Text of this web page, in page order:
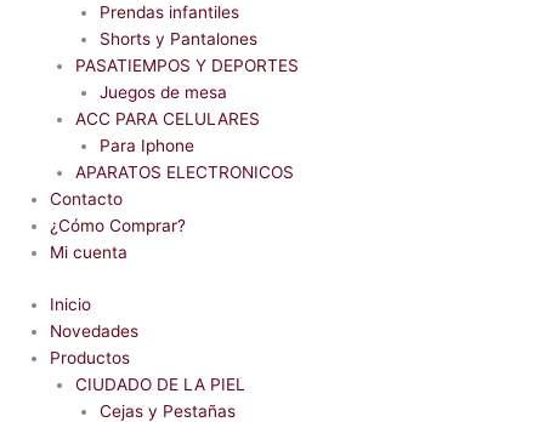
Prendas infantiles
Shorts y Pantalones
PASATIEMPOS Y DEPORTES
Juegos de mesa
ACC PARA CELULARES
Para Iphone
APARATOS ELECTRONICOS
Contacto
¿Cómo Comprar?
Mi cuenta
Inicio
Novedades
Productos
CIUDADO DE LA PIEL
Cejas y Pestañas